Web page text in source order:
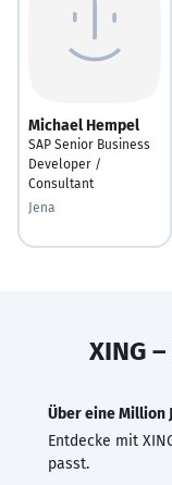
Michael Hempel
SAP Senior Business
Developer /
Consultant
Jena
XING
Über eine Million
Entdecke mit
passt.